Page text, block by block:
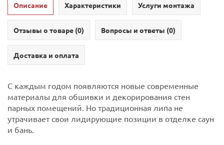
Описание Характеристики Услуги монтажа
Отзывы о товаре (0) Вопросы и ответы (0)
Доставка и оплата
С каждым годом появляются новые современные
материалы для обшивки и декорирования стен
парных помещений. Но традиционная липа не
утрачивает свои лидирующие позиции в отделке саун
и бань.